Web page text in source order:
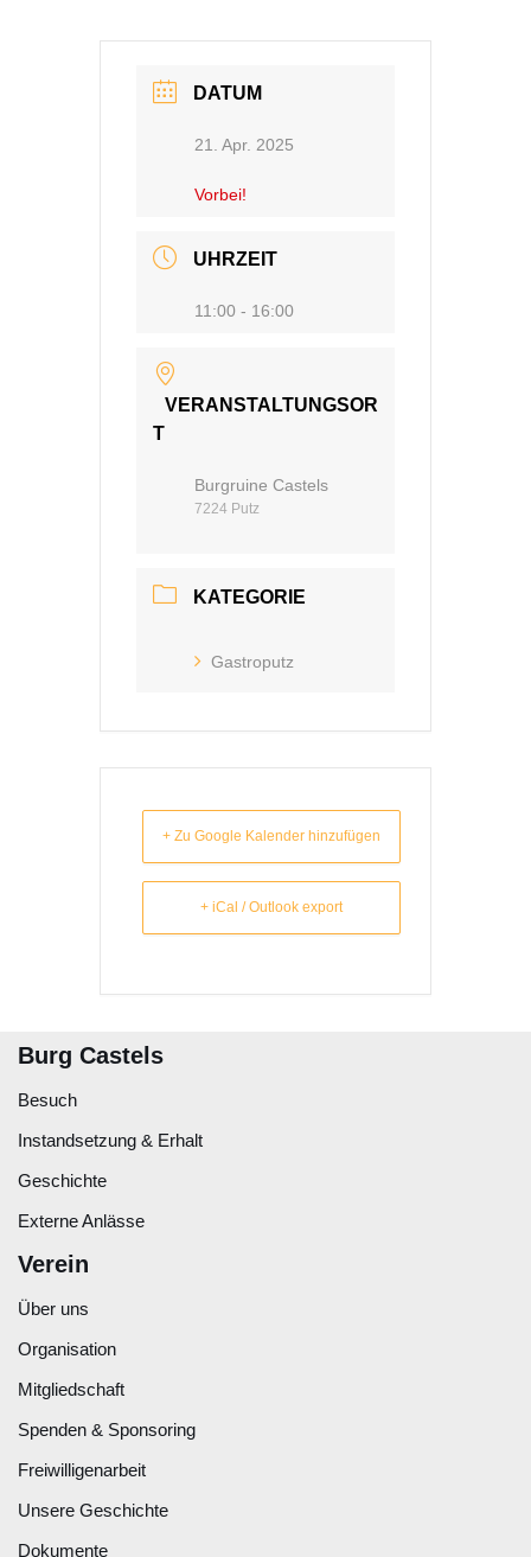
DATUM
21. Apr. 2025
Vorbei!
UHRZEIT
11:00 - 16:00
VERANSTALTUNGSOR
T
Burgruine Castels
7224 Putz
KATEGORIE
Gastroputz
+ Zu Google Kalender hinzufügen
+ iCal / Outlook export
Burg Castels
Besuch
Instandsetzung & Erhalt
Geschichte
Externe Anlässe
Verein
Über uns
Organisation
Mitgliedschaft
Spenden & Sponsoring
Freiwilligenarbeit
Unsere Geschichte
Dokumente